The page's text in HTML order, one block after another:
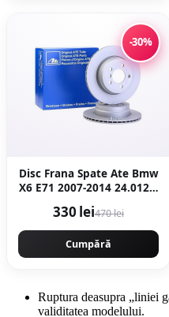
-30%
Disc Frana Spate Ate Bmw
X6 E71 2007-2014 24.0120-
330 lei470 lei
Cumpără
Ruptura deasupra „liniei
validitatea modelului.